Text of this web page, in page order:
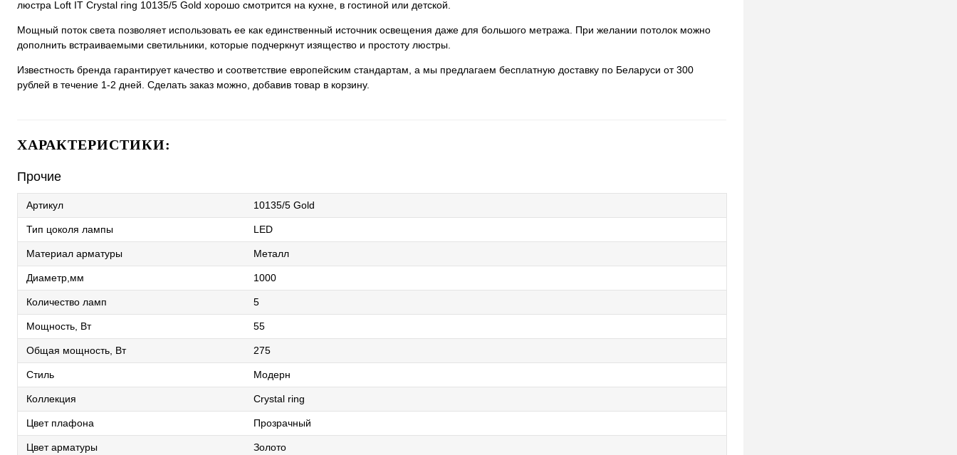
люстра Loft IT Crystal ring 10135/5 Gold хорошо смотрится на кухне, в гостиной или детской.
Мощный поток света позволяет использовать ее как единственный источник освещения даже для большого метража. При желании потолок можно
дополнить встраиваемыми светильники, которые подчеркнут изящество и простоту люстры.
Известность бренда гарантирует качество и соответствие европейским стандартам, а мы предлагаем бесплатную доставку по Беларуси от 300
рублей в течение 1-2 дней. Сделать заказ можно, добавив товар в корзину.
ХАРАКТЕРИСТИКИ:
Прочие
Артикул 10135/5 Gold
Тип цоколя лампы LED
Материал арматуры Металл
Диаметр,мм 1000
Количество ламп 5
Мощность, Вт 55
Общая мощность, Вт 275
Стиль Модерн
Коллекция Crystal ring
Цвет плафона Прозрачный
Цвет арматуры Золото